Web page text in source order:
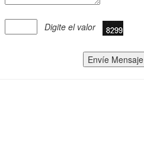
Digite el valor
Envíe Mensaje